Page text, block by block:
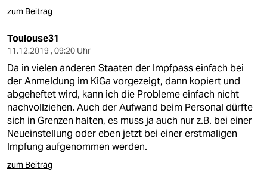
zum Beitrag
Toulouse31
11.12.2019 , 09:20 Uhr
Da in vielen anderen Staaten der Impfpass einfach bei
der Anmeldung im KiGa vorgezeigt, dann kopiert und
abgeheftet wird, kann ich die Probleme einfach nicht
nachvollziehen. Auch der Aufwand beim Personal dürfte
sich in Grenzen halten, es muss ja auch nur z.B. bei einer
Neueinstellung oder eben jetzt bei einer erstmaligen
Impfung aufgenommen werden.
zum Beitrag